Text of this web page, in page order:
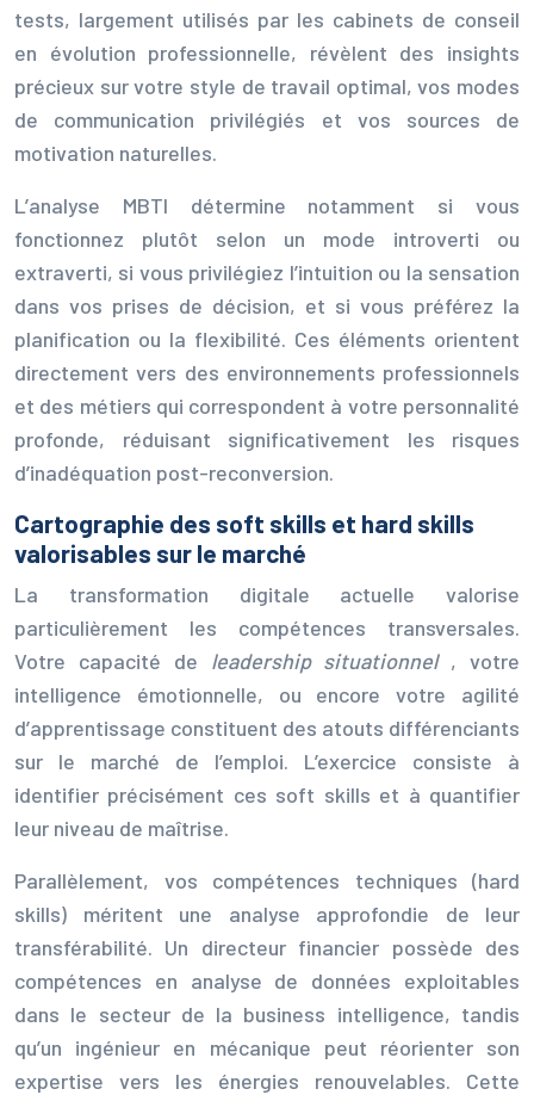
tests, largement utilisés par les cabinets de conseil
en évolution professionnelle, révèlent des insights
précieux sur votre style de travail optimal, vos modes
de communication privilégiés et vos sources de
motivation naturelles.
L’analyse MBTI détermine notamment si vous
fonctionnez plutôt selon un mode introverti ou
extraverti, si vous privilégiez l’intuition ou la sensation
dans vos prises de décision, et si vous préférez la
planification ou la flexibilité. Ces éléments orientent
directement vers des environnements professionnels
et des métiers qui correspondent à votre personnalité
profonde, réduisant significativement les risques
d’inadéquation post-reconversion.
Cartographie des soft skills et hard skills
valorisables sur le marché
La transformation digitale actuelle valorise
particulièrement les compétences transversales.
Votre capacité de leadership situationnel , votre
intelligence émotionnelle, ou encore votre agilité
d’apprentissage constituent des atouts différenciants
sur le marché de l’emploi. L’exercice consiste à
identifier précisément ces soft skills et à quantifier
leur niveau de maîtrise.
Parallèlement, vos compétences techniques (hard
skills) méritent une analyse approfondie de leur
transférabilité. Un directeur financier possède des
compétences en analyse de données exploitables
dans le secteur de la business intelligence, tandis
qu’un ingénieur en mécanique peut réorienter son
expertise vers les énergies renouvelables. Cette